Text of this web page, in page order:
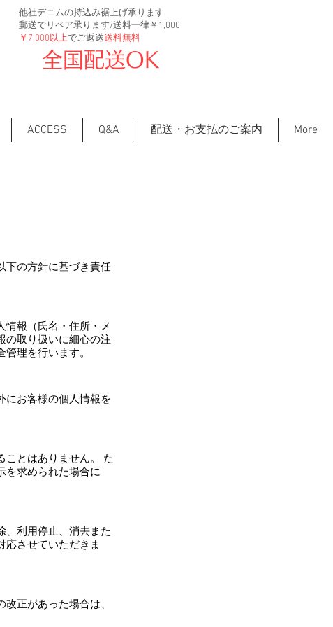
他社デニムの持込み裾上げ承ります
郵送でリペア承ります/送料一律￥1,000
￥7,000以上でご返送送料無料
全国配送OK
ACCESS Q&A 配送・お支払のご案内 More
下の方針に基づき責任
情報（氏名・住所・メ
の取り扱いに細心の注
理を行います。
にお客様の個人情報を
ことはありません。 た
を求められた場合に
、利用停止、消去また
応させていただきま
正があった場合は、